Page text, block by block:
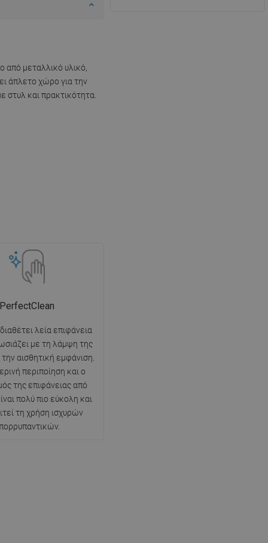
από μεταλλικό υλικό,
άπλετο χώρο για την
και πρακτικότητα.
PerfectClean
λεία επιφάνεια
με τη λάμψη της
την αισθητική εμφάνιση.
περιποίηση και ο
της επιφάνειας από
πολύ πιο εύκολη και
τη χρήση ισχυρών